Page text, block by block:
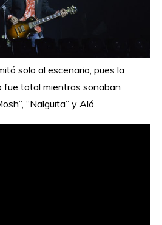
solo al escenario, pues la
fue total mientras sonaban
“Nalguita” y Aló.